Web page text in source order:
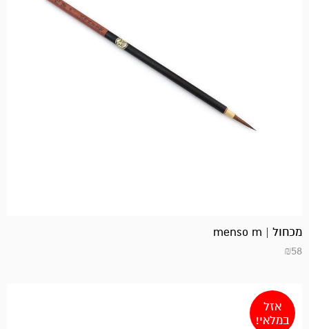
מכחול | menso m
₪58
אזל
במלאי!